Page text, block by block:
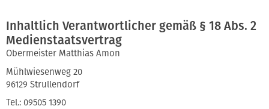
Inhaltlich Verantwortlicher gemäß § 18 Abs. 2
Medienstaatsvertrag
Obermeister Matthias Amon
Mühlwiesenweg 20
96129 Strullendorf
Tel.: 09505 1390